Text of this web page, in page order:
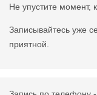
Не упустите момент,
Записывайтесь уже
приятной.